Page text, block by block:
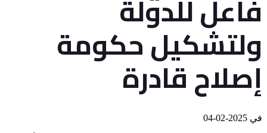
فاعل للدولة
ولتشكيل حكومة
إصلاح قادرة
في